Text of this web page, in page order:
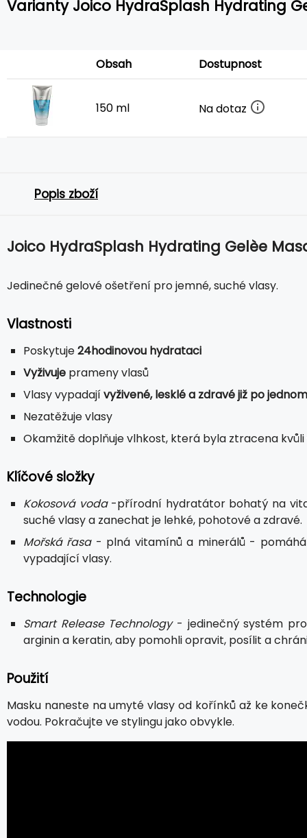
Varianty Joico HydraSplash Hydrating
Obsah Dostupnost
150 ml Na dotaz
Popis zboží
Joico HydraSplash Hydrating Gelèe
Jedinečné gelové ošetření pro jemné, suché vlasy.
Vlastnosti
Poskytuje24hodinovou hydrataci
Vyživuje prameny vlasů
Vlasy vypadajívyživené, lesklé a zdravé již po
Nezatěžuje vlasy
Okamžitě doplňuje vlhkost, která byla ztracena
Klíčové složky
Kokosová voda-přírodní hydratátor bohatý na
suché vlasy a zanechat je lehké, pohotové a zdravé.
Mořská řasa- plná vitamínů a minerálů - pomáhá
vypadající vlasy.
Technologie
Smart Release Technology- jedinečný systém pro
arginin a keratin, aby pomohli opravit, posílit a
Použití
Masku naneste na umyté vlasy od kořínků až ke
vodou. Pokračujte ve stylingu jako obvykle.